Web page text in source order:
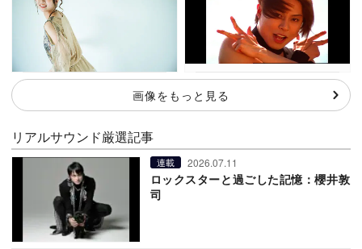
画像をもっと見る
リアルサウンド厳選記事
連載 2026.07.11
ロックスターと過ごした記憶：櫻井敦
司